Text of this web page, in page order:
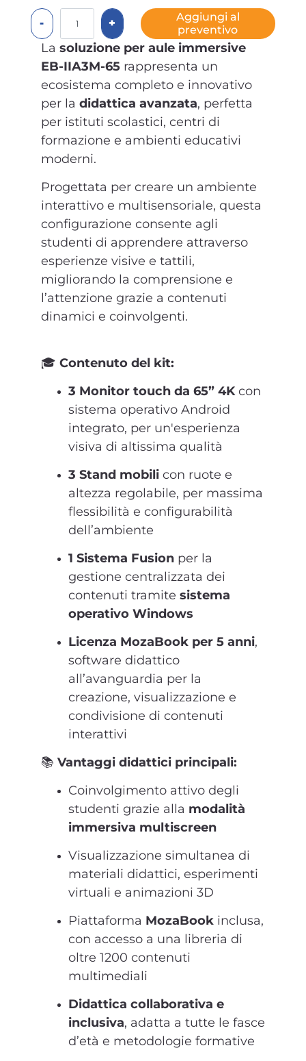
Quantità
Aggiungi al
preventivo
La soluzione per aule immersive
EB-IIA3M-65 rappresenta un
ecosistema completo e innovativo
per la didattica avanzata, perfetta
per istituti scolastici, centri di
formazione e ambienti educativi
moderni.
Progettata per creare un ambiente
interattivo e multisensoriale, questa
configurazione consente agli
studenti di apprendere attraverso
esperienze visive e tattili,
migliorando la comprensione e
l’attenzione grazie a contenuti
dinamici e coinvolgenti.
🎓 Contenuto del kit:
3 Monitor touch da 65” 4Kcon
sistema operativo Android
integrato, per un'esperienza
visiva di altissima qualità
3 Stand mobili con ruote e
altezza regolabile, per massima
flessibilità e configurabilità
dell’ambiente
1 Sistema Fusion per la
gestione centralizzata dei
contenuti tramite sistema
operativo Windows
Licenza MozaBook per 5 anni,
software didattico
all’avanguardia per la
creazione, visualizzazione e
condivisione di contenuti
interattivi
📚 Vantaggi didattici principali:
Coinvolgimento attivo degli
studenti grazie alla modalità
immersiva multiscreen
Visualizzazione simultanea di
materiali didattici, esperimenti
virtuali e animazioni 3D
Piattaforma MozaBook inclusa,
con accesso a una libreria di
oltre 1200 contenuti
multimediali
Didattica collaborativa e
inclusiva, adatta a tutte le fasce
d’età e metodologie formative